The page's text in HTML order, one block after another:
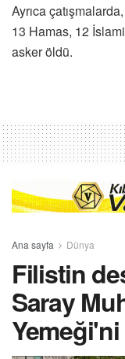
Ayrıca
13 Hamas, 12
asker öldü.
Ana sayfa Dünya
Filistin
Saray